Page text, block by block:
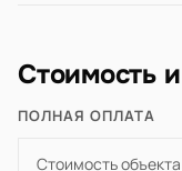
Стоимость
ПОЛНАЯ ОПЛАТА
Стоимость объекта